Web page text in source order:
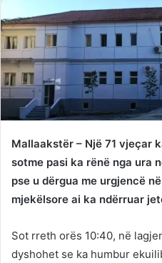
Mallaakstër – Një 71 vjeçar
sotme pasi ka rënë nga ura
pse u dërgua me urgjencë
mjekëlsore ai ka ndërruar
Sot rreth orës 10:40, në
dyshohet se ka humbur